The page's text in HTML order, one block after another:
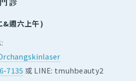
&週六上午)
7135 或 LINE: tmuhbeauty2